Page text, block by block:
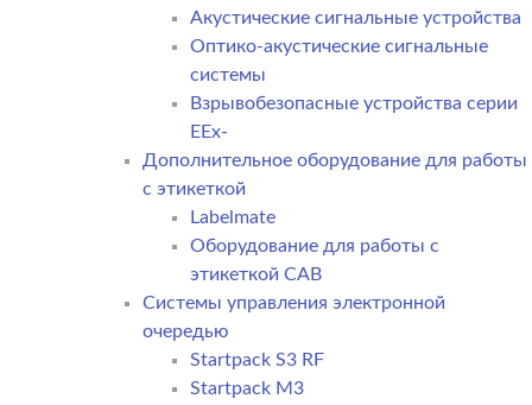
Акустические сигнальные устройства
Оптико-акустические сигнальные
системы
Взрывобезопасные устройства серии
EEx-
Дополнительное оборудование для работы
с этикеткой
Labelmate
Оборудование для работы с
этикеткой CAB
Системы управления электронной
очередью
Startpack S3 RF
Startpack M3